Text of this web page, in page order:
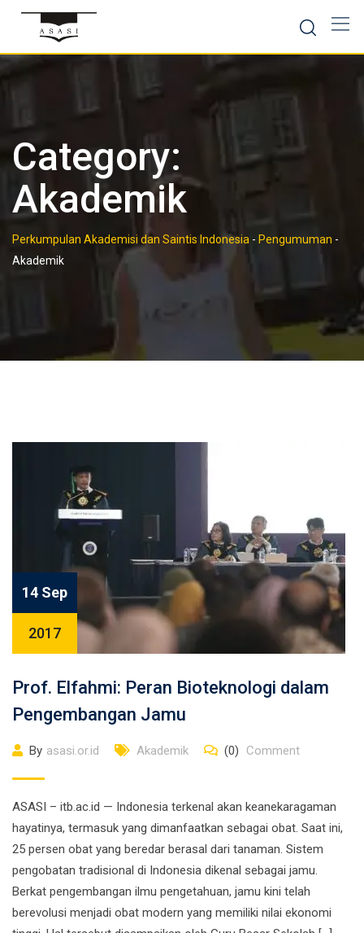
content
Category:
Akademik
Perkumpulan Akademisi dan Saintis Indonesia - Pengumuman -
Akademik
14 Sep
2017
Prof. Elfahmi: Peran Bioteknologi dalam
Pengembangan Jamu
By asasi.or.id Akademik (0) Comment
ASASI – itb.ac.id — Indonesia terkenal akan keanekaragaman
hayatinya, termasuk yang dimanfaatkan sebagai obat. Saat ini,
25 persen obat yang beredar berasal dari tanaman. Sistem
pengobatan tradisional di Indonesia dikenal sebagai jamu.
Berkat pengembangan ilmu pengetahuan, jamu kini telah
berevolusi menjadi obat modern yang memiliki nilai ekonomi